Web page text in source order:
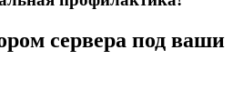
сервера под ваши